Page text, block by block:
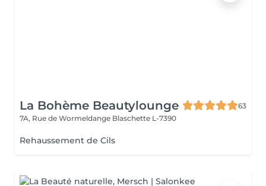
La Bohème Beautylounge
63
7A, Rue de Wormeldange Blaschette L-7390
Rehaussement de Cils